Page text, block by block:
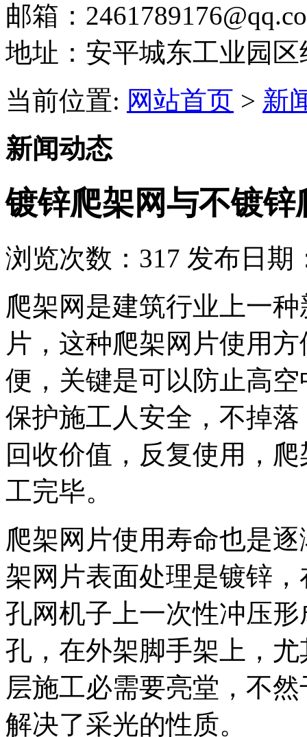
邮箱：
地址：安平城东工业园区
当前位置: 网站首页 > 新
新闻动态
镀锌爬架网与不镀锌
浏览次数： 317 发布日期
爬架网是建筑行业上一
片，这种爬架网片使用
便，关键是可以防止高
保护施工人安全，不掉
回收价值，反复使用，
工完毕。
爬架网片使用寿命也是
架网片表面处理是镀锌
孔网机子上一次性冲压
孔，在外架脚手架上，
层施工必需要亮堂，不
解决了采光的性质。